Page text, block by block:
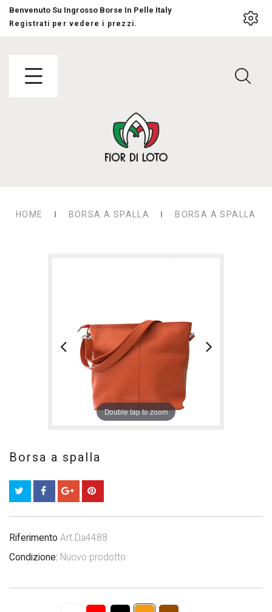
Benvenuto Su Ingrosso Borse In Pelle Italy
Registrati per vedere i prezzi.
HOME BORSA A SPALLA BORSA A SPALLA
Double tap to zoom
Borsa a spalla
Riferimento Art.Da4488
Condizione: Nuovo prodotto